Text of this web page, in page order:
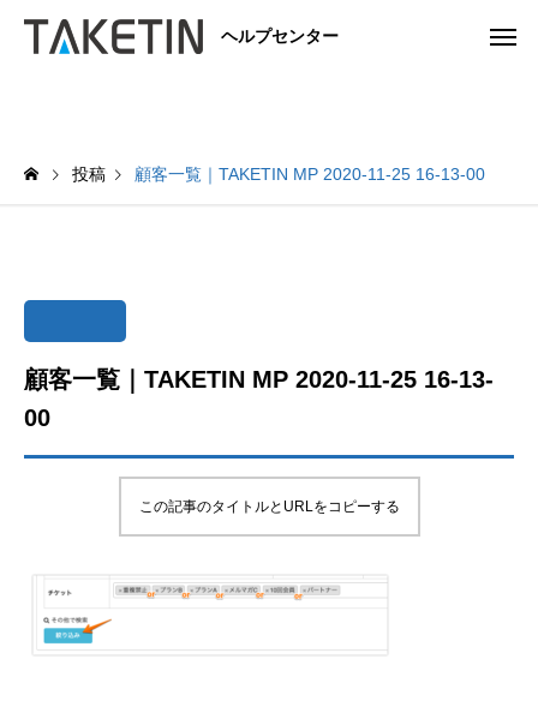
ヘルプセンター
投稿 顧客一覧｜TAKETIN MP 2020-11-25 16-13-00
顧客一覧｜TAKETIN MP 2020-11-25 16-13-
00
この記事のタイトルとURLをコピーする